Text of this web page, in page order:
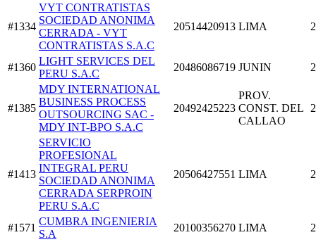
#1334
VYT CONTRATISTAS
SOCIEDAD ANONIMA
CERRADA - VYT
CONTRATISTAS S.A.C
20514420913 LIMA
#1360
LIGHT SERVICES DEL
PERU S.A.C
20486086719 JUNIN
#1385
MDY INTERNATIONAL
BUSINESS PROCESS
OUTSOURCING SAC -
MDY INT-BPO S.A.C
20492425223
PROV.
CONST. DEL
CALLAO
#1413
SERVICIO
PROFESIONAL
INTEGRAL PERU
SOCIEDAD ANONIMA
CERRADA SERPROIN
PERU S.A.C
20506427551 LIMA
#1571
CUMBRA INGENIERIA
S.A
20100356270 LIMA